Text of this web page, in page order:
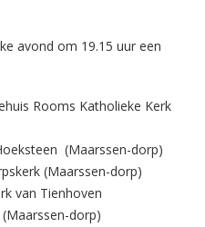
avond om 19.15 uur een
Rooms Katholieke Kerk
(Maarssen-dorp)
(Maarssen-dorp)
van Tienhoven
dorp)